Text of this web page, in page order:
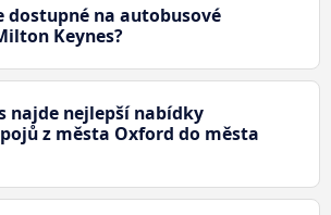
dostupné na autobusové
Keynes?
najde nejlepší nabídky
z města Oxford do města